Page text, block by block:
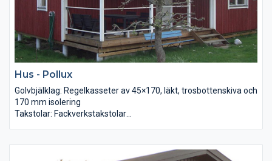
Hus - Pollux
Golvbjälklag: Regelkasseter av 45×170, läkt, trosbottenskiva och
170 mm isolering
Takstolar: Fackverkstakstolar
Yttertak: Isolering + 13mm gipsskivor levereras löst.